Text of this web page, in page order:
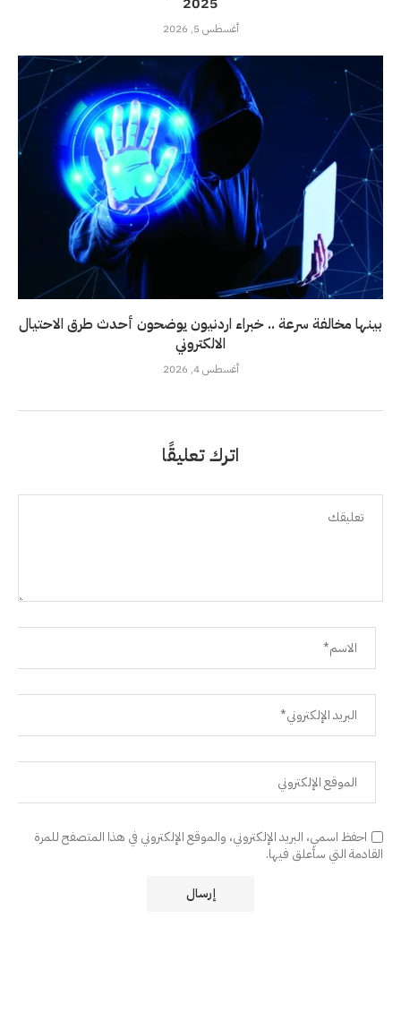
أغسطس 5, 2026
بينها مخالفة سرعة .. خبراء اردنيون يوضحون أحدث طرق الاحتيال
الالكتروني
أغسطس 4, 2026
اترك تعليقًا
احفظ اسمي، البريد الإلكتروني، والموقع الإلكتروني في هذا المتصفح للمرة
القادمة التي سأعلق فيها.